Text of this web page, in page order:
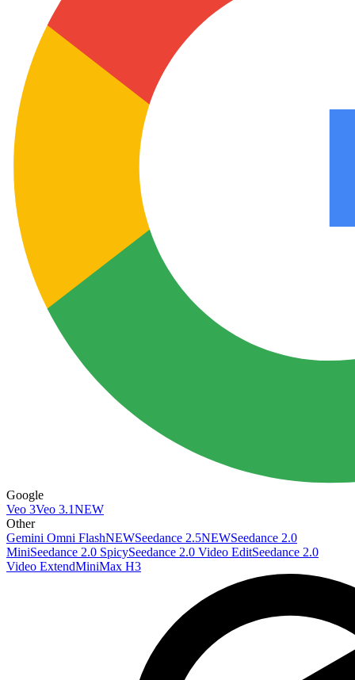
Google
Veo 3Veo 3.1NEW
Other
Gemini Omni FlashNEWSeedance 2.5NEWSeedance 2.0
MiniSeedance 2.0 SpicySeedance 2.0 Video EditSeedance 2.0
Video ExtendMiniMax H3